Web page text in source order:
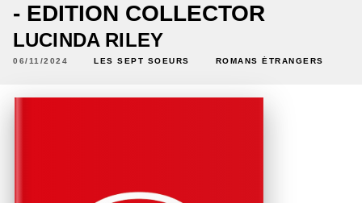
- EDITION COLLECTOR
LUCINDA RILEY
06/11/2024 LES SEPT SOEURS ROMANS ÉTRANGERS